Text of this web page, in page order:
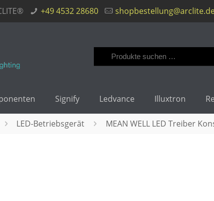
+49 4532 28680 shopbestellung@arclite.de
Suchen
nach:
Signify Ledvance Illuxtron
LED-Betriebsgerät MEAN WELL LED Treiber